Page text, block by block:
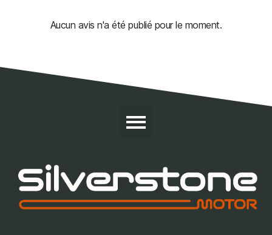
Aucun avis n'a été publié pour le moment.